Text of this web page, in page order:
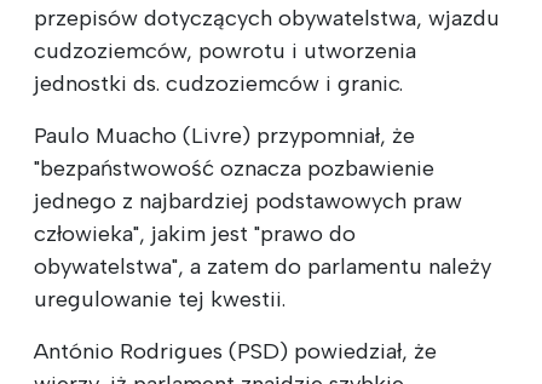
przepisów dotyczących obywatelstwa, wjazdu
cudzoziemców, powrotu i utworzenia
jednostki ds. cudzoziemców i granic.
Paulo Muacho (Livre) przypomniał, że
"bezpaństwowość oznacza pozbawienie
jednego z najbardziej podstawowych praw
człowieka", jakim jest "prawo do
obywatelstwa", a zatem do parlamentu należy
uregulowanie tej kwestii.
António Rodrigues (PSD) powiedział, że